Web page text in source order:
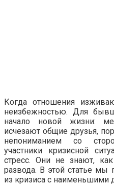
Когда отношения
неизбежностью. Для
начало новой жизни:
исчезают общие друзья,
непониманием со
участники кризисной
стресс. Они не знают,
развода. В этой статье
из кризиса с